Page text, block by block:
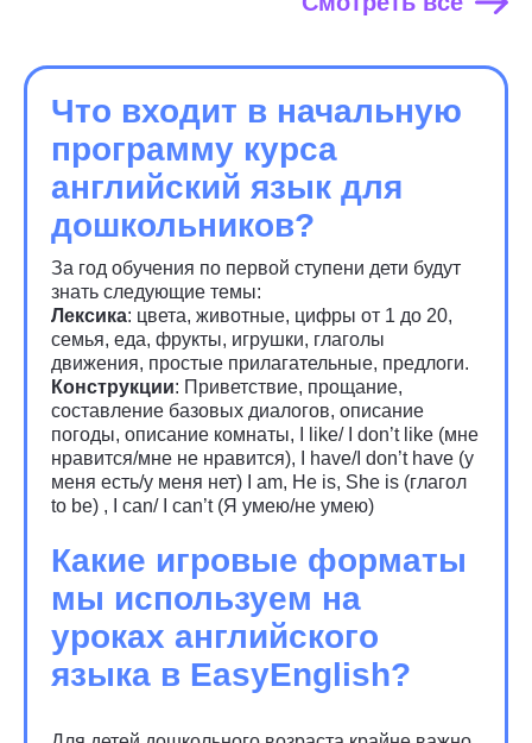
Что входит в начальную
программу курса
английский язык для
дошкольников?
За год обучения по первой ступени дети будут
знать следующие темы:
Лексика: цвета, животные, цифры от 1 до 20,
семья, еда, фрукты, игрушки, глаголы
движения, простые прилагательные, предлоги.
Конструкции: Приветствие, прощание,
составление базовых диалогов, описание
погоды, описание комнаты, I like/ I don’t like (мне
нравится/мне не нравится), I have/I don’t have (у
меня есть/у меня нет) I am, He is, She is (глагол
to be) , I can/ I can’t (Я умею/не умею)
Какие игровые форматы
мы используем на
уроках английского
языка в EasyEnglish?